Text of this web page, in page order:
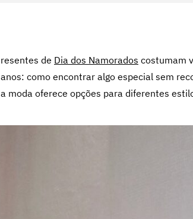
resentes de Dia dos Namorados costumam
anos: como encontrar algo especial sem
a moda oferece opções para diferentes